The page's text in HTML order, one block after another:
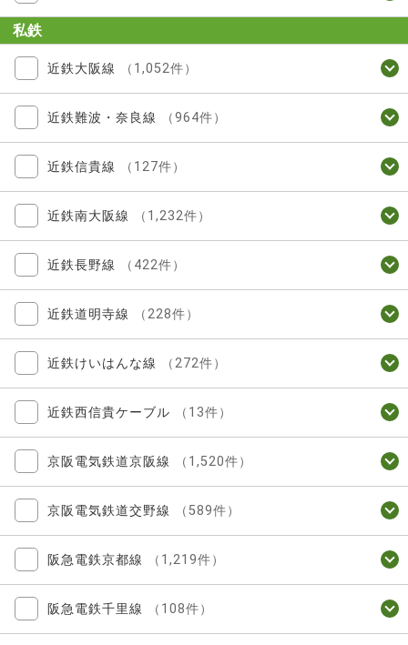
私鉄
近鉄大阪線 （1,052件）
近鉄難波・奈良線 （964件）
近鉄信貴線 （127件）
近鉄南大阪線 （1,232件）
近鉄長野線 （422件）
近鉄道明寺線 （228件）
近鉄けいはんな線 （272件）
近鉄西信貴ケーブル （13件）
京阪電気鉄道京阪線 （1,520件）
京阪電気鉄道交野線 （589件）
阪急電鉄京都線 （1,219件）
阪急電鉄千里線 （108件）